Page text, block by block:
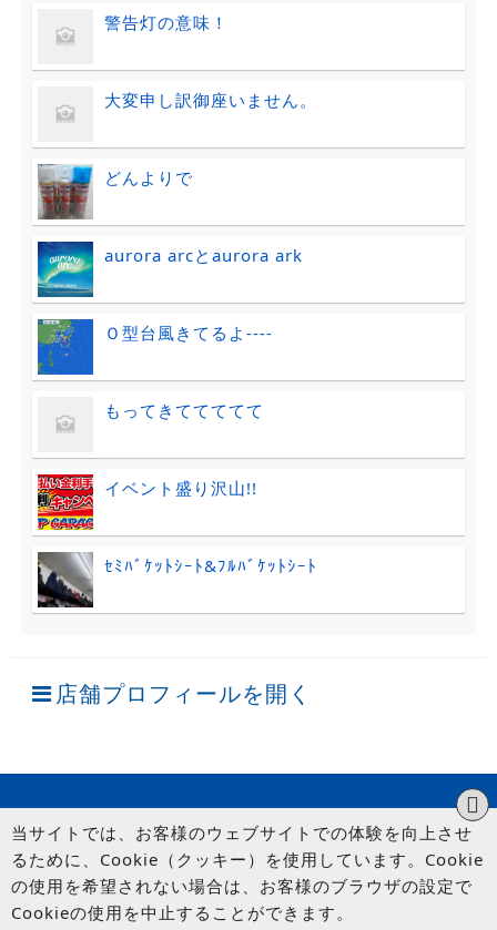
警告灯の意味！
大変申し訳御座いません。
どんよりで
aurora arcとaurora ark
Ｏ型台風きてるよ----
もってきててててて
イベント盛り沢山!!
ｾﾐﾊﾞｹｯﾄｼｰﾄ&ﾌﾙﾊﾞｹｯﾄｼｰﾄ
店舗プロフィールを開く
当サイトでは、お客様のウェブサイトでの体験を向上させ
るために、Cookie（クッキー）を使用しています。Cookie
の使用を希望されない場合は、お客様のブラウザの設定で
Cookieの使用を中止することができます。